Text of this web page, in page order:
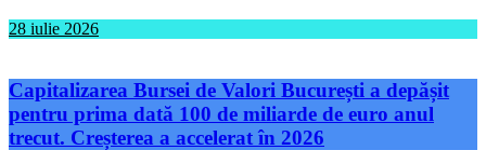
28 iulie 2026
Capitalizarea Bursei de Valori București a depășit
pentru prima dată 100 de miliarde de euro anul
trecut. Creșterea a accelerat în 2026